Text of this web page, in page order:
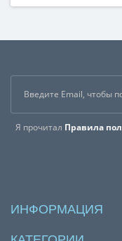
Я прочитал Правила
ИНФОРМАЦИЯ